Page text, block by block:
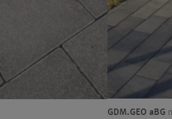
GDM.GEO aBG